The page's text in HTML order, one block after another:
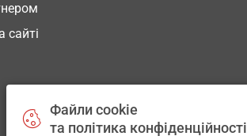
сайті
Файли cookie
та політика конфіденційності